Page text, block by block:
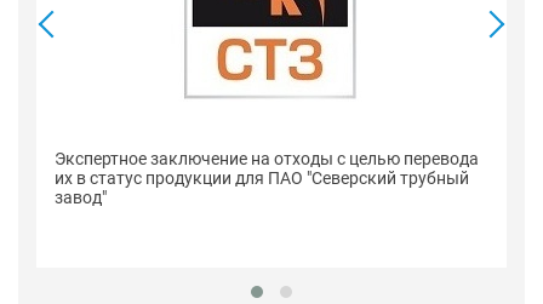
Экспертное заключение на отходы с целью перевода
их в статус продукции для ПАО "Северский трубный
завод"